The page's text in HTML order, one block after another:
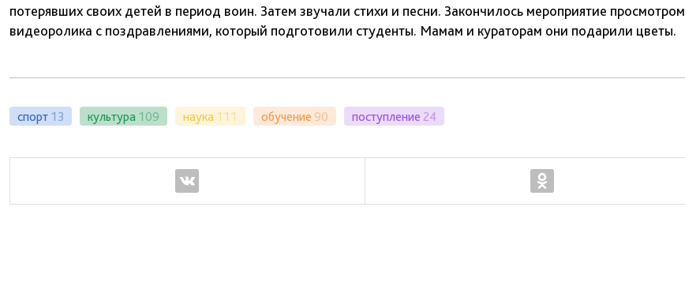
потерявших своих детей в период воин. Затем звучали стихи и песни. Закончилось мероприятие просмотром
видеоролика с поздравлениями, который подготовили студенты. Мамам и кураторам они подарили цветы.
спорт 13 культура 109 наука 111 обучение 90 поступление 24